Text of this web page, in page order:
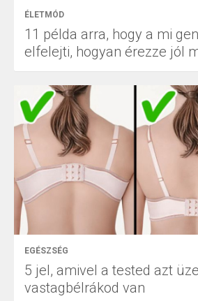
ÉLETMÓD
11 példa arra, hogy a mi
elfelejti, hogyan érezze jól
EGÉSZSÉG
5 jel, amivel a tested azt
vastagbélrákod van